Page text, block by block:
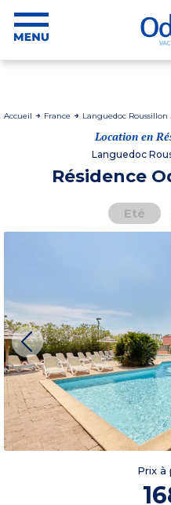
Accueil France Languedoc Roussillon
Location en
Languedoc
Résidence
Eté
Prix à